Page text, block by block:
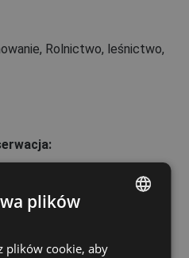
Rolnictwo, leśnictwo,
bębnowej CZECH
plików
plików cookie, aby